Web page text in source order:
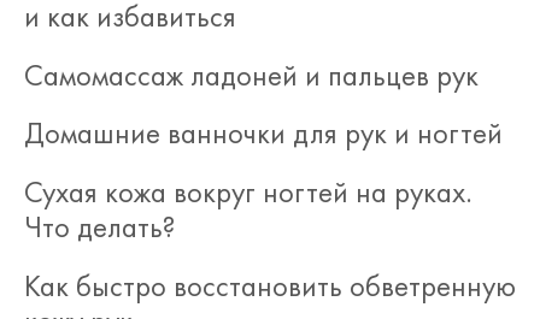
и как избавиться
Самомассаж ладоней и пальцев рук
Домашние ванночки для рук и ногтей
Сухая кожа вокруг ногтей на руках.
Что делать?
Как быстро восстановить обветренную